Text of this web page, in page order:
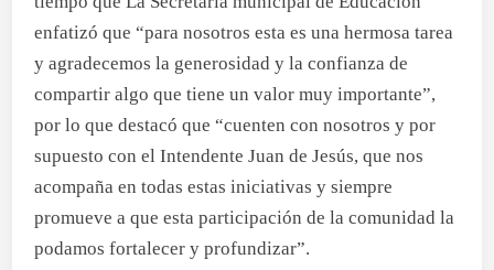
enfatizó que “para nosotros esta es una hermosa tarea
y agradecemos la generosidad y la confianza de
compartir algo que tiene un valor muy importante”,
por lo que destacó que “cuenten con nosotros y por
supuesto con el Intendente Juan de Jesús, que nos
acompaña en todas estas iniciativas y siempre
promueve a que esta participación de la comunidad la
podamos fortalecer y profundizar”.